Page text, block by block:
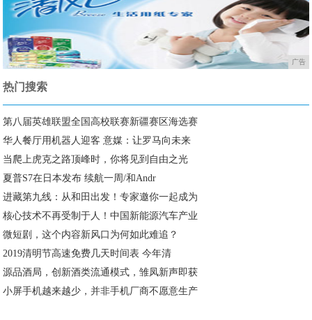
广告
热门搜索
第八届英雄联盟全国高校联赛新疆赛区海选赛
华人餐厅用机器人迎客 意媒：让罗马向未来
当爬上虎克之路顶峰时，你将见到自由之光
夏普S7在日本发布 续航一周/和Andr
进藏第九线：从和田出发！专家邀你一起成为
核心技术不再受制于人！中国新能源汽车产业
微短剧，这个内容新风口为何如此难追？
2019清明节高速免费几天时间表 今年清
源品酒局，创新酒类流通模式，雏凤新声即获
小屏手机越来越少，并非手机厂商不愿意生产